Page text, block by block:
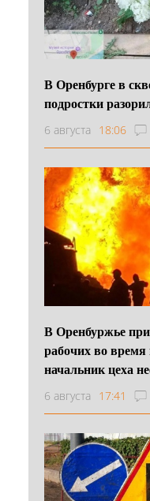
В Оренбурге в
подростки
6 августа 18:06
В Оренбуржье
рабочих во
начальник цеха
6 августа 17:41